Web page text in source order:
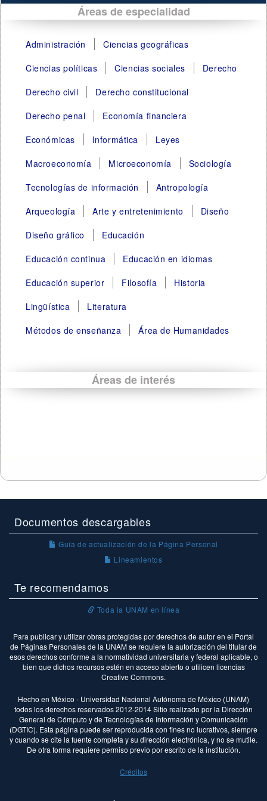
Áreas de especialidad
Administración
Ciencias geográficas
Ciencias políticas
Ciencias sociales
Derecho
Derecho civil
Derecho constitucional
Derecho penal
Economía financiera
Económicas
Informática
Leyes
Macroeconomía
Microeconomía
Sociología
Tecnologías de información
Antropología
Arqueología
Arte y entretenimiento
Diseño
Diseño gráfico
Educación
Educación continua
Educación en idiomas
Educación superior
Filosofía
Historia
Lingüística
Literatura
Métodos de enseñanza
Área de Humanidades
Áreas de interés
Documentos descargables
Guía de actualización de la Página Personal
Lineamientos
Te recomendamos
Toda la UNAM en línea
Para publicar y utilizar obras protegidas por derechos de autor en el Portal
de Páginas Personales de la UNAM se requiere la autorización del titular de
esos derechos conforme a la normatividad universitaria y federal aplicable, o
bien que dichos recursos estén en acceso abierto o utilicen licencias
Creative Commons.
Hecho en México - Universidad Nacional Autónoma de México (UNAM)
todos los derechos reservados 2012-2014 Sitio realizado por la Dirección
General de Cómputo y de Tecnologías de Información y Comunicación
(DGTIC). Esta página puede ser reproducida con fines no lucrativos, siempre
y cuando se cite la fuente completa y su dirección electrónica, y no se mutile.
De otra forma requiere permiso previo por escrito de la institución.
Créditos